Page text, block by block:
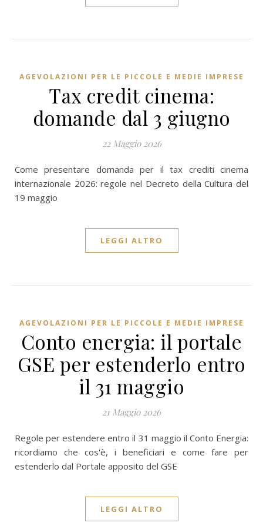
AGEVOLAZIONI PER LE PICCOLE E MEDIE IMPRESE
Tax credit cinema:
domande dal 3 giugno
22 Maggio 2026
Come presentare domanda per il tax crediti cinema
internazionale 2026: regole nel Decreto della Cultura del
19 maggio
LEGGI ALTRO
AGEVOLAZIONI PER LE PICCOLE E MEDIE IMPRESE
Conto energia: il portale
GSE per estenderlo entro
il 31 maggio
21 Maggio 2026
Regole per estendere entro il 31 maggio il Conto Energia:
ricordiamo che cos'è, i beneficiari e come fare per
estenderlo dal Portale apposito del GSE
LEGGI ALTRO